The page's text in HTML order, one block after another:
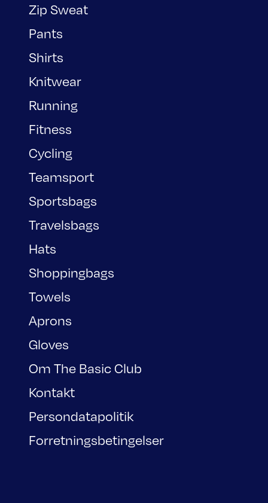
Zip Sweat
Pants
Shirts
Knitwear
Running
Fitness
Cycling
Teamsport
Sportsbags
Travelsbags
Hats
Shoppingbags
Towels
Aprons
Gloves
Om The Basic Club
Kontakt
Persondatapolitik
Forretningsbetingelser